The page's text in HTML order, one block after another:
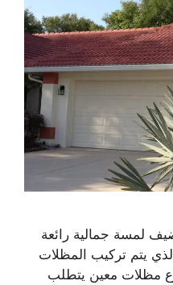
لمسة جمالية رائعة
يتم تركيب المظلات
مظلات معين يتطلب